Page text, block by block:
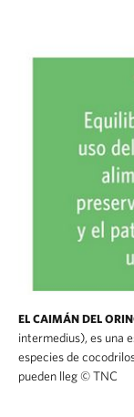
EL CAIMÁN DEL
intermedius), es una
especies de
pueden lleg©TNC